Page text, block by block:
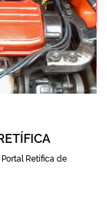
Portal Retífica de